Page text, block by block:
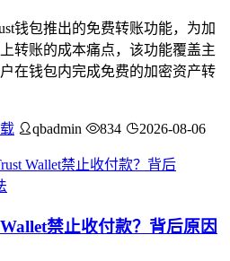
钱包推出的免费转账功能，为加
转账的成本痛点，该功能覆盖主
在钱包内完成免费的加密资产转
qbadmin 834 2026-08-06
禁止收付款？背后原因